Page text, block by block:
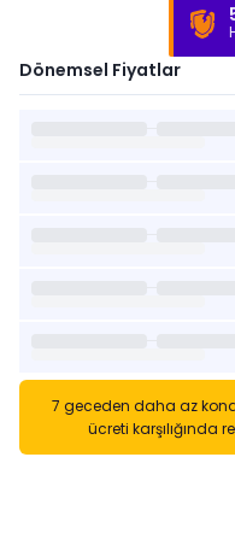
Dönemsel Fiyatlar
7 geceden daha az
ücreti karşılığında